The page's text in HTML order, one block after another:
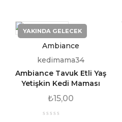
YAKINDA GELECEK
Ambiance
kedimama34
Ambiance Tavuk Etli Yaş
Yetişkin Kedi Maması
₺15,00